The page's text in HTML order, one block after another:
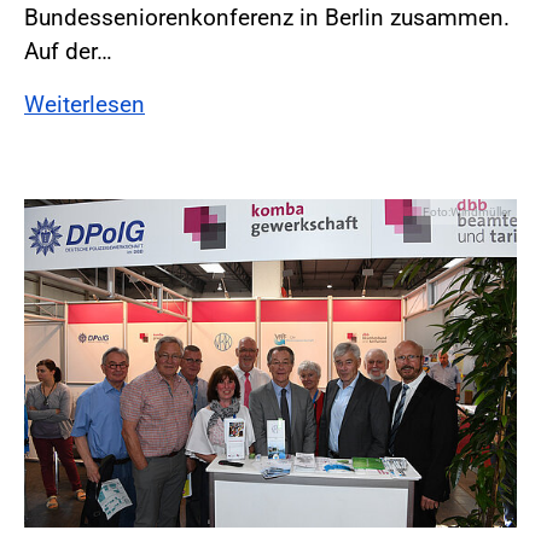
Bundesseniorenkonferenz in Berlin zusammen.
Auf der…
Weiterlesen
Foto:Windmüller